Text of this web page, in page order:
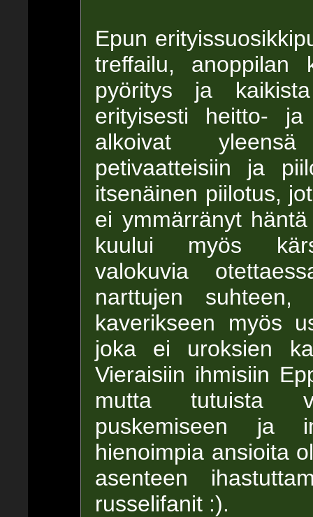
Epun
treffailu, anoppilan
pyöritys ja
erityisesti heitto-
alkoivat
petivaatteisiin ja
itsenäinen piilotus,
ei ymmärränyt
kuului myös
valokuvia
narttujen
kaverikseen myös
joka ei uroksien
Vieraisiin ihmisiin
mutta tutuista
puskemiseen ja
hienoimpia ansioita
asenteen
russelifanit :).